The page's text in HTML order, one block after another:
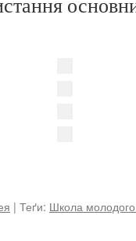
| Теґи: Школа молодого